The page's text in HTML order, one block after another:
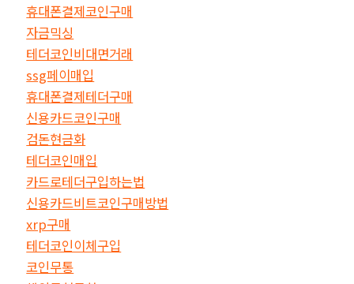
휴대폰결제코인구매
자금믹싱
테더코인비대면거래
ssg페이매입
휴대폰결제테더구매
신용카드코인구매
검돈현금화
테더코인매입
카드로테더구입하는법
신용카드비트코인구매방법
xrp구매
테더코인이체구입
코인무통